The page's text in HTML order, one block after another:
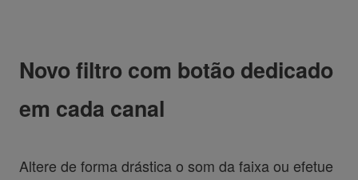
Novo filtro com botão dedicado
em cada canal
Altere de forma drástica o som da faixa ou efetue